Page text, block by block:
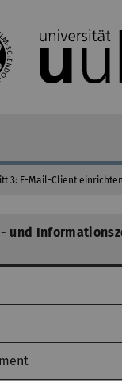
3: E-Mail-Client einrichten
und